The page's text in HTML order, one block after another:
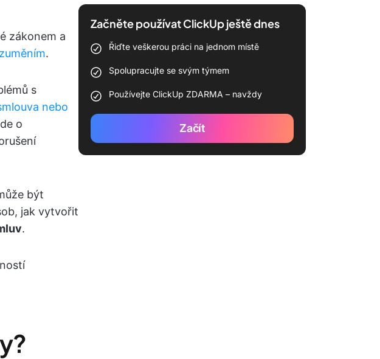
zákonem a
.
s
nebo
o
být
jak vytvořit
.
Začněte používat ClickUp ještě dnes
Řiďte veškerou práci na jednom místě
Spolupracujte se svým týmem
Používejte ClickUp ZDARMA – navždy
Začít